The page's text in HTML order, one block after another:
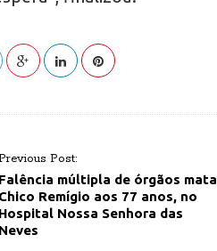
Post:
Falência múltipla de órgãos mata
Chico Remígio aos 77 anos, no
Hospital Nossa Senhora das
Neves